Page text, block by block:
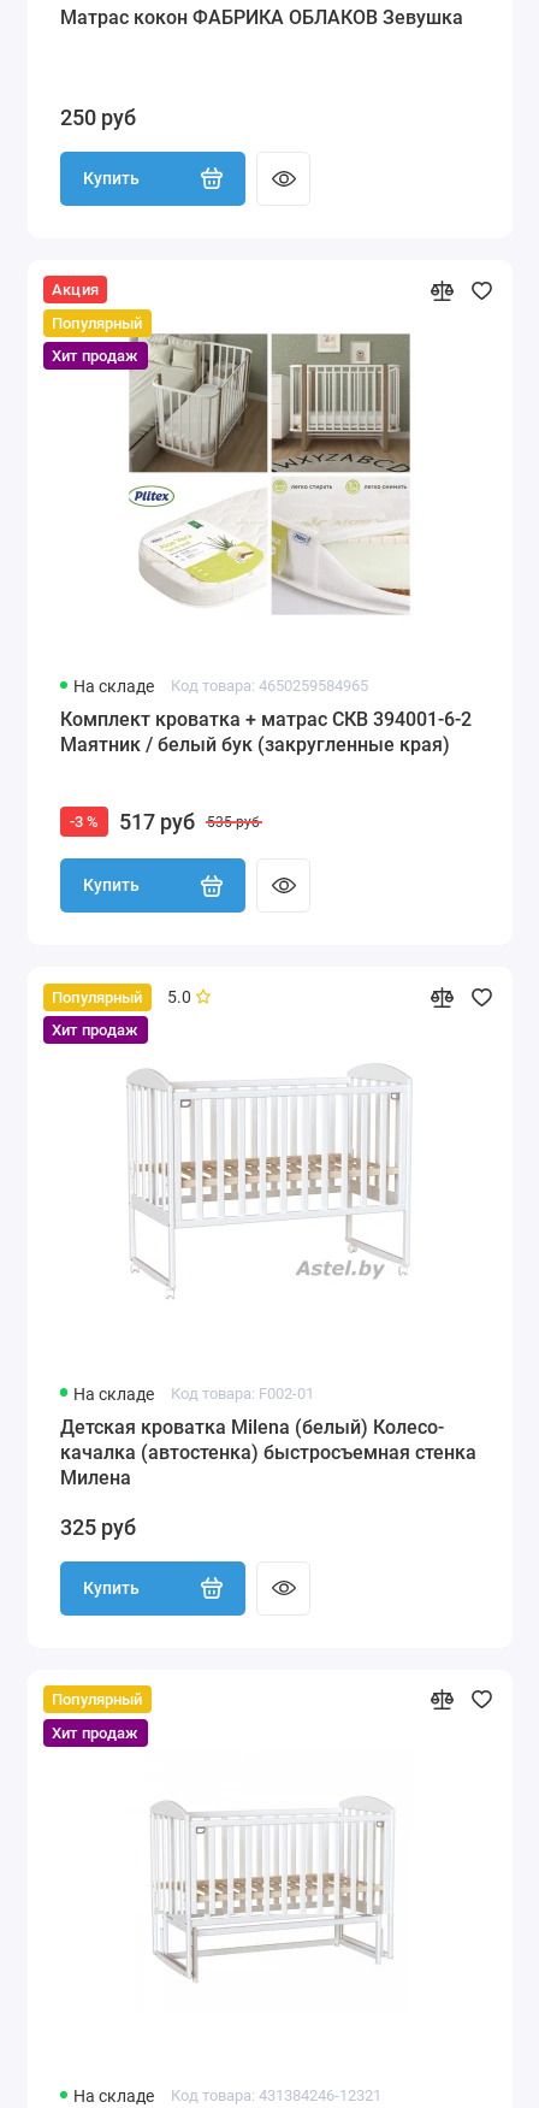
Матрас кокон ФАБРИКА ОБЛАКОВ Зевушка
250 руб
Купить
Акция
Популярный
Хит продаж
На складе Код товара: 4650259584965
Комплект кроватка + матрас СКВ 394001-6-2
Маятник / белый бук (закругленные края)
-3 % 517 руб 535 руб
Купить
Популярный
Хит продаж
5.0
На складе Код товара: F002-01
Детская кроватка Milena (белый) Колесо-
качалка (автостенка) быстросъемная стенка
Милена
325 руб
Купить
Популярный
Хит продаж
На складе Код товара: 431384246-12321